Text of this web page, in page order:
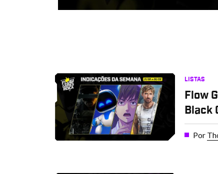
LISTAS
Flow
Black
Por